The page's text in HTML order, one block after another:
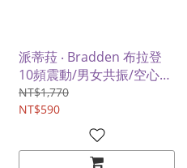
派蒂菈 ‧ Bradden 布拉登
10頻震動/男女共振/空心穿
戴超大老二棒
NT$1,770
NT$590